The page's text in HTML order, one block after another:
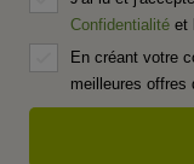
Confidentialité et
En créant votre
meilleures offres